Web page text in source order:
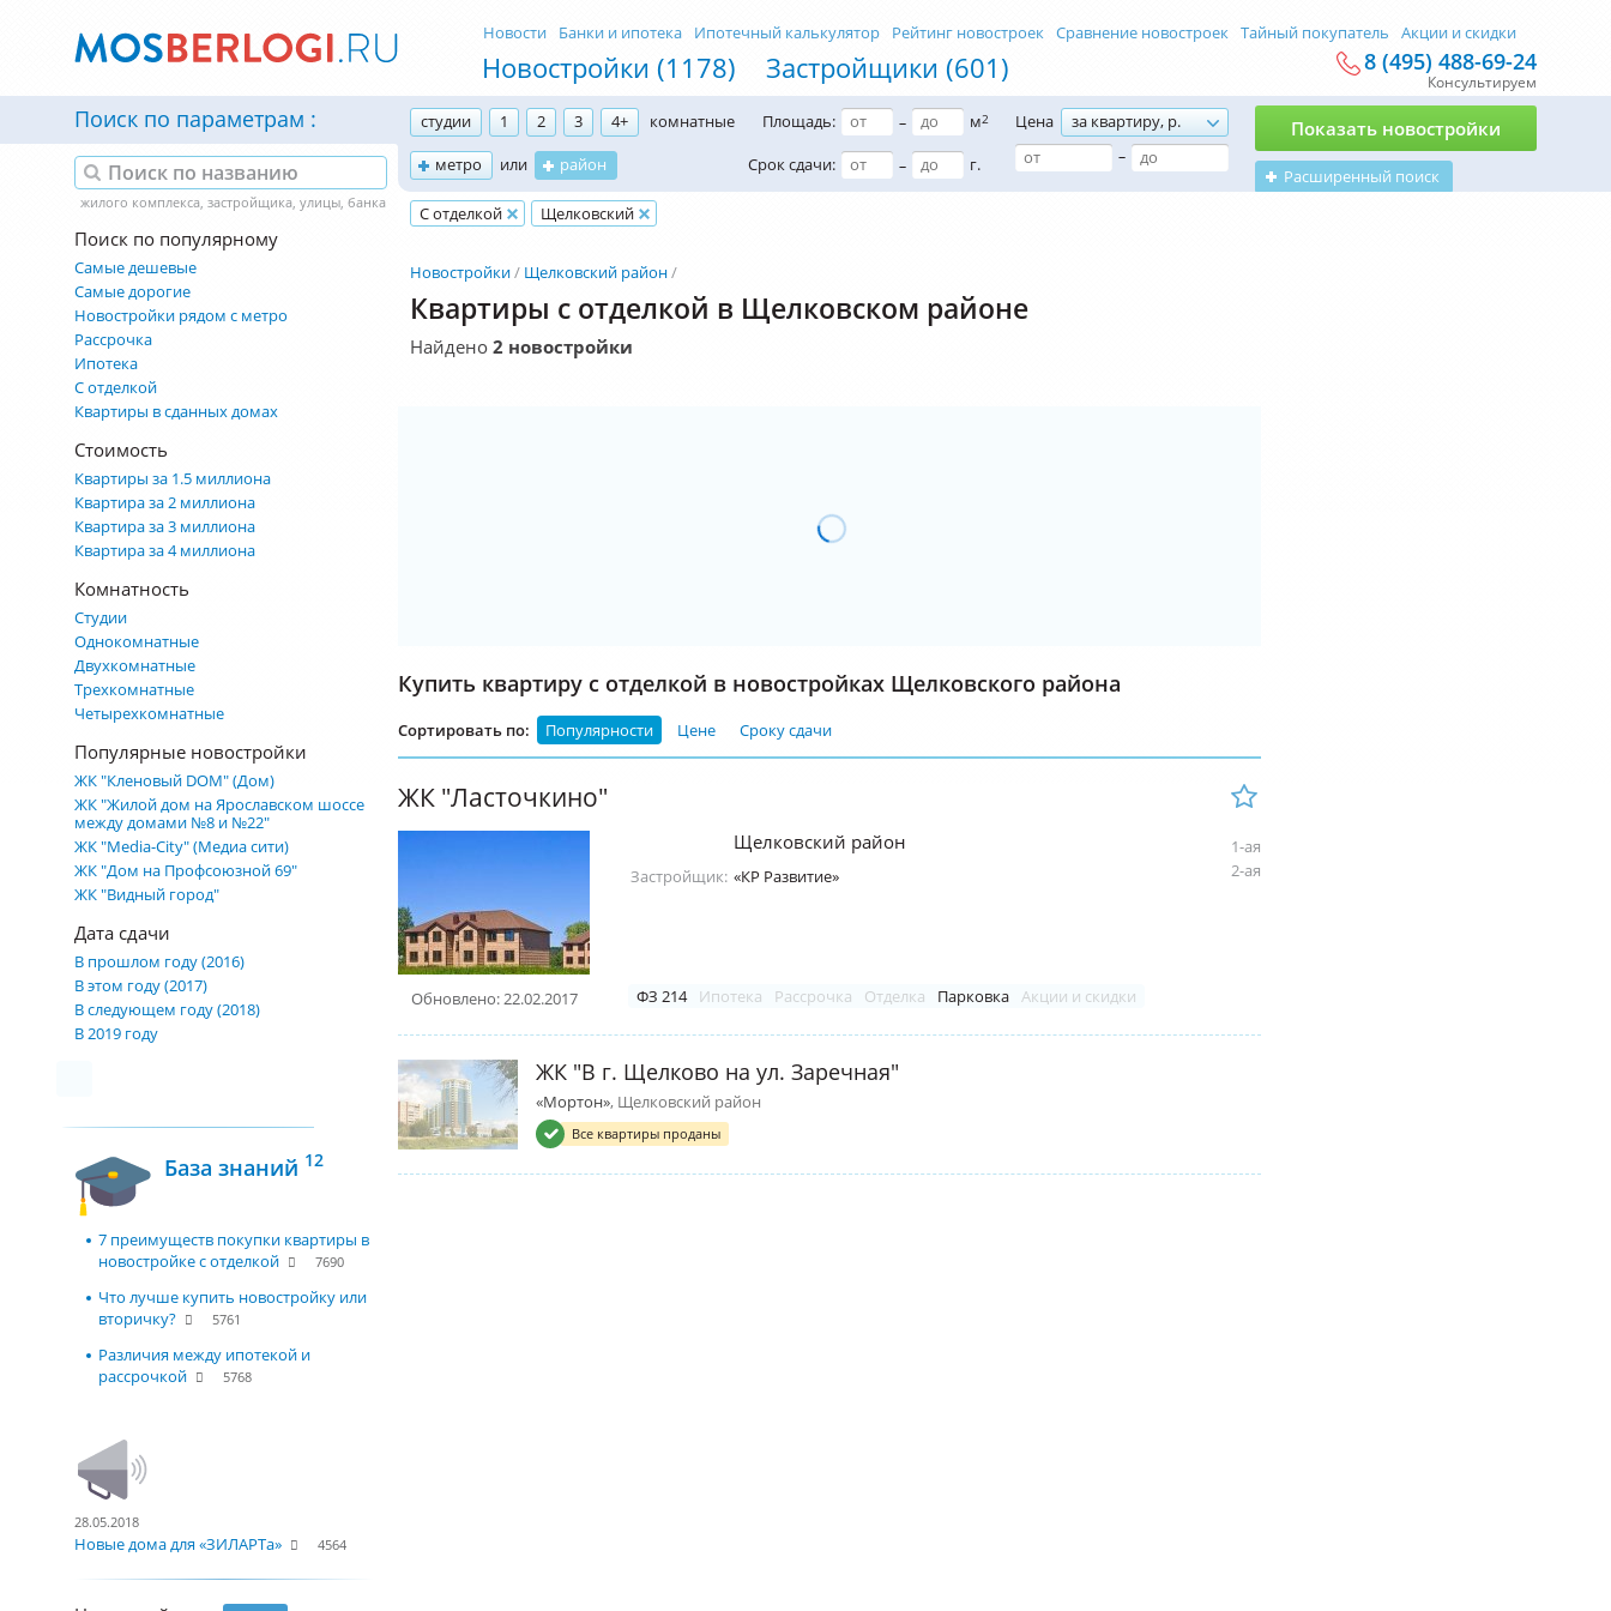
Новостройки (1178) Застройщики (601)
Новости Банки и ипотека Ипотечный калькулятор Рейтинг новостроек Сравнение новостроек Тайный покупатель Акции и скидки
8 (495) 488-69-24
Консультируем
Поиск по параметрам студии 1 2 3 4+
комнатные
метро
или район
Площадь: – м2
Срок сдачи: – г.
Цена
за квартиру, р.
–
Расширенный поиск
Показать новостройки
С отделкой Щелковский
Поиск по популярному
Самые дешевые
Самые дорогие
Новостройки рядом с метро
Рассрочка
Ипотека
С отделкой
Квартиры в сданных домах
Стоимость
Квартиры за 1.5 миллиона
Квартира за 2 миллиона
Квартира за 3 миллиона
Квартира за 4 миллиона
Комнатность
Студии
Однокомнатные
Двухкомнатные
Трехкомнатные
Четырехкомнатные
Популярные новостройки
ЖК "Кленовый DOM" (Дом)
ЖК "Жилой дом на Ярославском шоссе
между домами №8 и №22"
ЖК "Media-City" (Медиа сити)
ЖК "Дом на Профсоюзной 69"
ЖК "Видный город"
Дата сдачи
В прошлом году (2016)
В этом году (2017)
В следующем году (2018)
В 2019 году
База знаний 12
7 преимуществ покупки квартиры в
новостройке с отделкой
7690
Что лучше купить новостройку или
вторичку?
5761
Различия между ипотекой и
рассрочкой
5768
28.05.2018
Новые дома для «ЗИЛАРТа» 4564
Новостройки Щелковский район
Квартиры с отделкой в Щелковском районе
Найдено 2 новостройки
Купить квартиру с отделкой в новостройках Щелковского района
Сортировать по: Популярности Цене Сроку сдачи
ЖК "Ласточкино"
Обновлено: 22.02.2017
1-ая
2-ая
Щелковский район
Застройщик: «КР Развитие»
ФЗ 214 Ипотека Рассрочка Отделка Парковка Акции и скидки
ЖК "В г. Щелково на ул. Заречная"
«Мортон», Щелковский район
Все квартиры проданы